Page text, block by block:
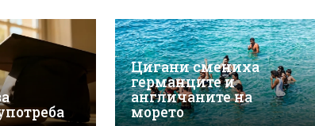
Цигани смениха
германците и
англичаните на
морето